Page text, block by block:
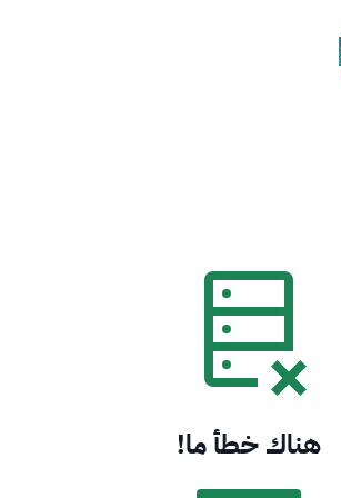
هناك خطأ ما!